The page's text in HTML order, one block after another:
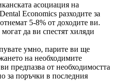
асоциация на
Economics разходите за
5-8% от доходите ви.
да ви спестят хиляди
умно, парите ви ще
на необходимите
предпазва от необходимостта
за поръчки в последния